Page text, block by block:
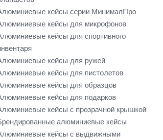
кейсы серии МинималПро
кейсы для микрофонов
кейсы для спортивного
кейсы для ружей
кейсы для пистолетов
кейсы для образцов
кейсы для подарков
кейсы с прозрачной крышкой
алюминиевые кейсы
кейсы с выдвижными